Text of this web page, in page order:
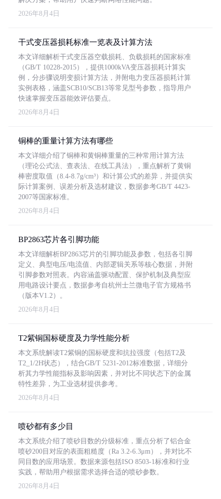
2026年8月4日
干式变压器损耗标准一览表及计算方法
本文详细解析干式变压器空载损耗、负载损耗的国家标准
（GB/T 10228-2015），提供1000kVA变压器损耗计算实
例，分步骤说明变损计算方法，并附电力变压器损耗计算
实例表格，涵盖SCB10/SCB13等常见型号参数，指导用户
快速掌握变压器能效评估要点。
2026年8月4日
铜棒的重量计算方法有哪些
本文详细介绍了铜棒和黄铜棒重量的三种常用计算方法
（理论公式法、查表法、在线工具法），重点解析了黄铜
棒密度取值（8.4-8.7g/cm³）和计算公式的差异，并提供实
际计算案例、误差分析及选材建议，数据参考GB/T 4423-
2007等国家标准。
2026年8月4日
BP2863芯片各引脚功能
本文详细解析BP2863芯片的引脚功能及参数，包括各引脚
定义、典型电压/电流值、内部逻辑关系等核心数据，并附
引脚参数对照表。内容涵盖驱动配置、保护机制及典型应
用电路设计要点，数据参考自杭州士兰微电子官方规格书
（版本V1.2）。
2026年8月4日
T2紫铜国标硬度及力学性能分析
本文系统解读T2紫铜的国标硬度和抗拉强度（包括T2及
T2_1/2H状态），结合GB/T 5231-2012标准数据，详细分
析其力学性能指标及影响因素，并对比不同状态下的金属
特性差异，为工业选材提供参考。
2026年8月4日
喷砂都有多少目
本文系统介绍了喷砂目数的分级标准，重点分析了铝合金
喷砂200目对应的表面粗糙度（Ra 3.2-6.3μm），并对比不
同目数的应用场景。数据来源包括ISO 8503-1标准和行业
实践，帮助用户根据需求选择合适的喷砂参数。
2026年8月4日